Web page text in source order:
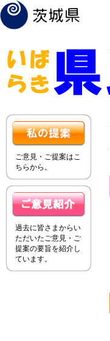
ご意見・ご提案はこ
ちらから。
過去に皆さまからい
ただいたご意見・ご
提案の要旨を紹介し
ています。